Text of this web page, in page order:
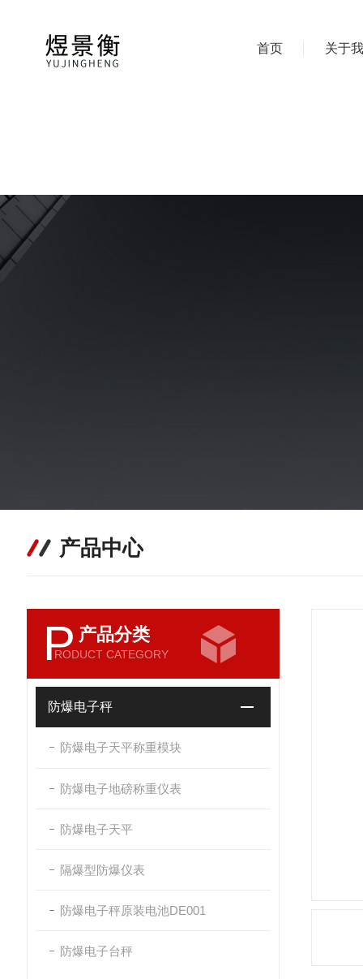
首页 关于
产品中心
P 产品分类
RODUCT CATEGORY
防爆电子秤
防爆电子天平称重模块
防爆电子地磅称重仪表
防爆电子天平
隔爆型防爆仪表
防爆电子秤原装电池DE001
防爆电子台秤